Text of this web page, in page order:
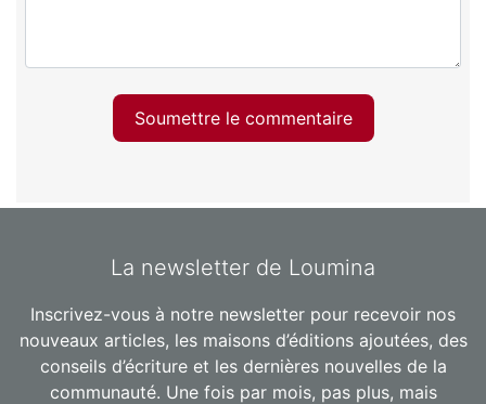
Soumettre le commentaire
La newsletter de Loumina
Inscrivez-vous à notre newsletter pour recevoir nos
nouveaux articles, les maisons d’éditions ajoutées, des
conseils d’écriture et les dernières nouvelles de la
communauté. Une fois par mois, pas plus, mais